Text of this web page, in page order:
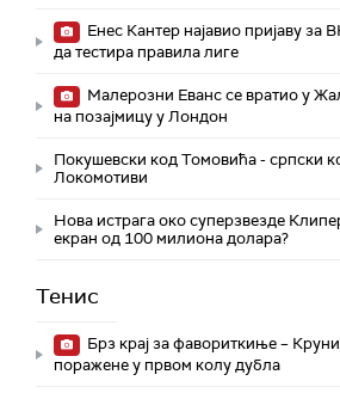
Енес Кантер најавио пријаву
да тестира правила лиге
Малерозни Еванс се вратио у
на позајмицу у Лондон
Покушевски код Томовића - српски
Локомотиви
Нова истрага око суперзвезде
екран од 100 милиона долара?
Тенис
Брз крај за фавориткиње –
поражене у првом колу дубла